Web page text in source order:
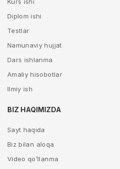
Diplom ishi
Testlar
Namunaviy hujjat
Dars ishlanma
Amaliy hisobotlar
Ilmiy ish
BIZ HAQIMIZDA
Sayt haqida
Biz bilan aloqa
Video qo’llanma